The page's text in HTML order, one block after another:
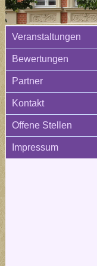
Veranstaltungen
Bewertungen
Partner
Kontakt
Offene Stellen
Impressum